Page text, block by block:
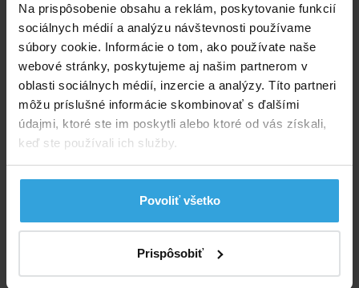
Na prispôsobenie obsahu a reklám, poskytovanie funkcií
sociálnych médií a analýzu návštevnosti používame
súbory cookie. Informácie o tom, ako používate naše
webové stránky, poskytujeme aj našim partnerom v
oblasti sociálnych médií, inzercie a analýzy. Títo partneri
môžu príslušné informácie skombinovať s ďalšími
údajmi, ktoré ste im poskytli alebo ktoré od vás získali,
keď ste používali ich služby.
Povoliť všetko
Prispôsobiť
vodu a udržuje teplotu, čiastočne kryje proti spadu
nečistôt.
Solárna plachta je vyrobená z bublinkovej
polyetylénovej tepelnoizolač­nej fólie.
Použitie
Plachtu umiestňujte na hladinu iba keď je
bazénová voda riadne chemicky upravená podľa
hodnôt v technickej špecifikácii použitia
solárnych plachiet.
Solárnu plachtu vždy umiestňujte bublinkami
Bublinky pôsobia pri slnečnom žiarení ako
šošovky a tým zvyšujú teplotu vody.